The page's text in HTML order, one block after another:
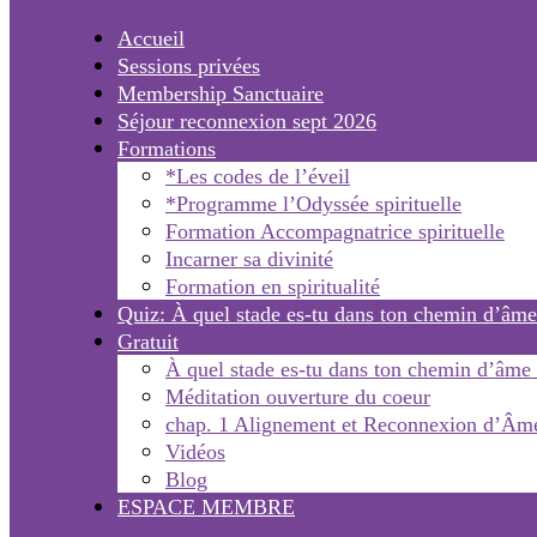
Accueil
Sessions privées
Membership Sanctuaire
Séjour reconnexion sept 2026
Formations
*Les codes de l’éveil
*Programme l’Odyssée spirituelle
Formation Accompagnatrice spirituelle
Incarner sa divinité
Formation en spiritualité
Quiz: À quel stade es-tu dans ton chemin
Gratuit
À quel stade es-tu dans ton chemin d’âme
Méditation ouverture du coeur
chap. 1 Alignement et Reconnexion
Vidéos
Blog
ESPACE MEMBRE